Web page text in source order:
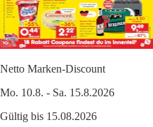
Netto Marken-Discount
Mo. 10.8. - Sa. 15.8.2026
Gültig bis 15.08.2026